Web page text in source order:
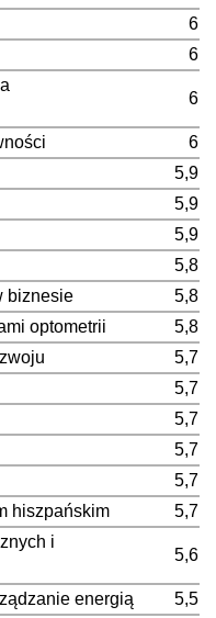
6
6
6
6
5,9
5,9
5,9
5,8
biznesie
5,8
optometrii
5,8
5,7
5,7
5,7
5,7
5,7
hiszpańskim 5,7
i
5,6
energią
5,5